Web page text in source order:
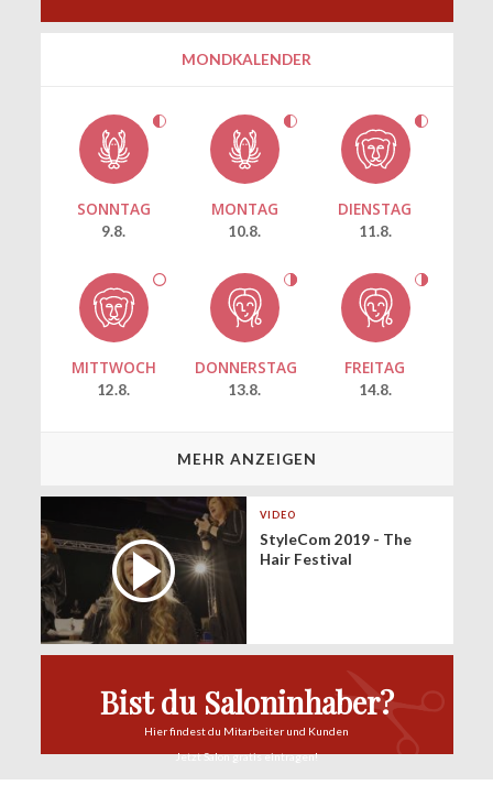
MONDKALENDER
SONNTAG
9.8.
MONTAG
10.8.
DIENSTAG
11.8.
MITTWOCH
12.8.
DONNERSTAG
13.8.
FREITAG
14.8.
MEHR ANZEIGEN
VIDEO
StyleCom 2019 - The
Hair Festival
Bist du Saloninhaber?
Hier findest du Mitarbeiter und Kunden
Jetzt Salongratis eintragen!